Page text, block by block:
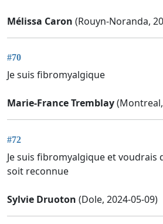
Mélissa Caron (Rouyn-Noranda,
#70
Je suis fibromyalgique
Marie-France Tremblay
#72
Je suis fibromyalgique et voudrais
soit reconnue
Sylvie Druoton (Dole, 2024-05-09)